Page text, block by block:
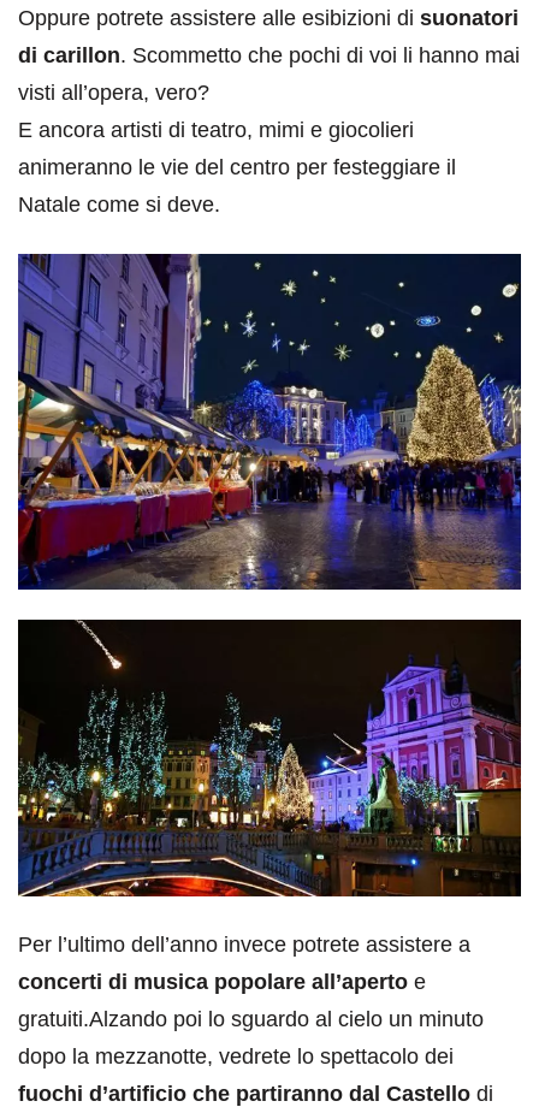
Oppure potrete assistere alle esibizioni di suonatori
di carillon. Scommetto che pochi di voi li hanno mai
visti all’opera, vero?
E ancora artisti di teatro, mimi e giocolieri
animeranno le vie del centro per festeggiare il
Natale come si deve.
Per l’ultimo dell’anno invece potrete assistere a
concerti di musica popolare all’aperto e
gratuiti.Alzando poi lo sguardo al cielo un minuto
dopo la mezzanotte, vedrete lo spettacolo dei
fuochi d’artificio che partiranno dal Castello di